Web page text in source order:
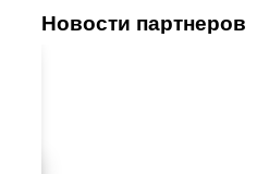
Новости партнеров